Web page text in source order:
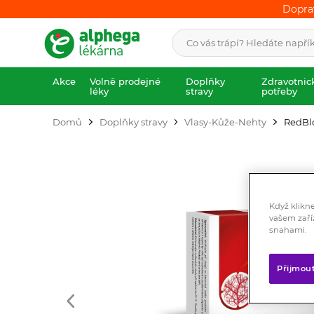
Akce
Volně prodejné
léky
Doplňky
stravy
potřeby
Domů Doplňky stravy Vlasy-Kůže-Nehty
Když
vašem
snahami.